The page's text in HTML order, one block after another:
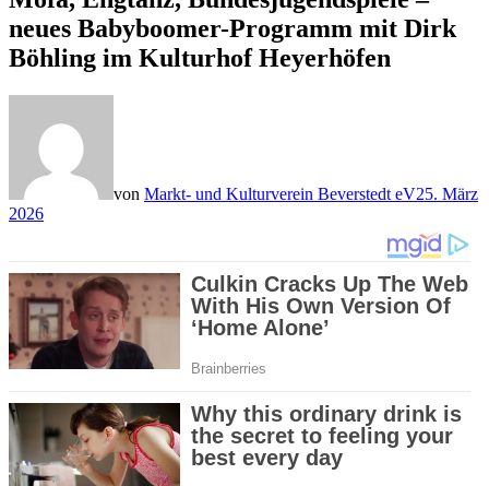
neues Babyboomer-Programm mit Dirk
Böhling im Kulturhof Heyerhöfen
von Markt- und Kulturverein Beverstedt eV25. März
2026